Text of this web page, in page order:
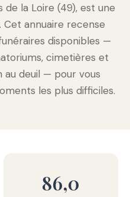
de la Loire (49), est une
Cet annuaire recense
disponibles —
cimetières et
au deuil — pour vous
les plus difficiles.
86,0